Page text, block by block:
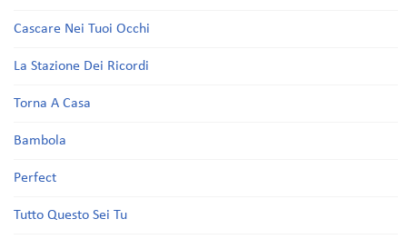
Cascare Nei Tuoi Occhi
La Stazione Dei Ricordi
Torna A Casa
Bambola
Perfect
Tutto Questo Sei Tu